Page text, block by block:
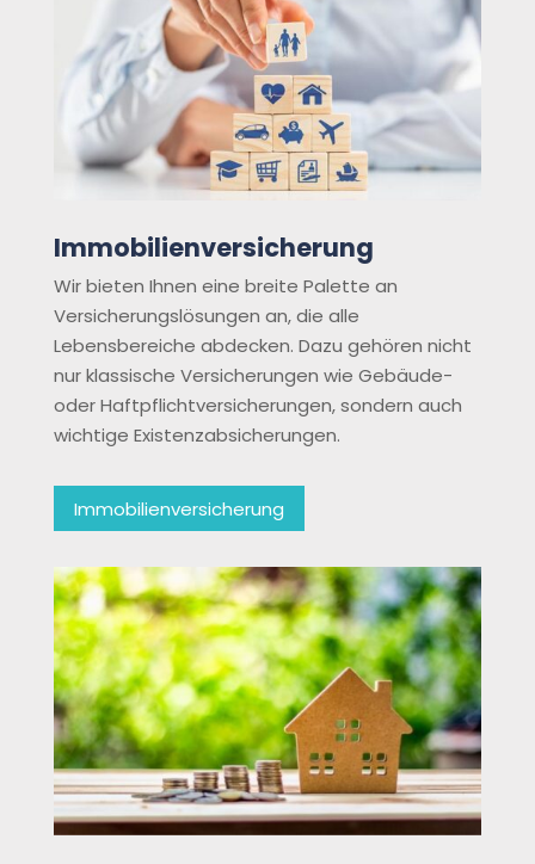
Immobilienversicherung
Wir bieten Ihnen eine breite Palette an
Versicherungslösungen an, die alle
Lebensbereiche abdecken. Dazu gehören nicht
nur klassische Versicherungen wie Gebäude-
oder Haftpflichtversicherungen, sondern auch
wichtige Existenzabsicherungen.
Immobilienversicherung